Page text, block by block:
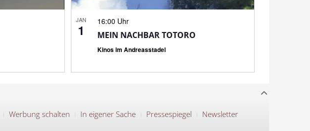
JAN
1
16:00 Uhr
MEIN NACHBAR TOTORO
Kinos im Andreasstadel
Werbung schalten In eigener Sache Pressespiegel Newsletter